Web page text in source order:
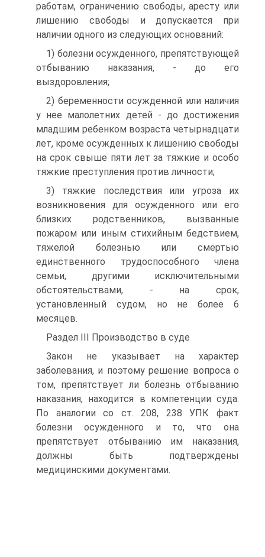
работам, ограничению свободы, аресту или
лишению свободы и допускается при
наличии одного из следующих оснований:
1) болезни осужденного, препятствующей
отбыванию наказания, - до его
выздоровления;
2) беременности осужденной или наличия
у нее малолетних детей - до достижения
младшим ребенком возраста четырнадцати
лет, кроме осужденных к лишению свободы
на срок свыше пяти лет за тяжкие и особо
тяжкие преступления против личности;
3) тяжкие последствия или угроза их
возникновения для осужденного или его
близких родственников, вызванные
пожаром или иным стихийным бедствием,
тяжелой болезнью или смертью
единственного трудоспособного члена
семьи, другими исключительными
обстоятельствами, - на срок,
установленный судом, но не более 6
месяцев.
Раздел III Производство в суде
Закон не указывает на характер
заболевания, и поэтому решение вопроса о
том, препятствует ли болезнь отбыванию
наказания, находится в компетенции суда.
По аналогии со ст. 208, 238 УПК факт
болезни осужденного и то, что она
препятствует отбыванию им наказания,
должны быть подтверждены
медицинскими документами.